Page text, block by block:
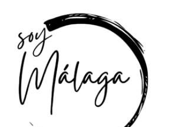
contenido